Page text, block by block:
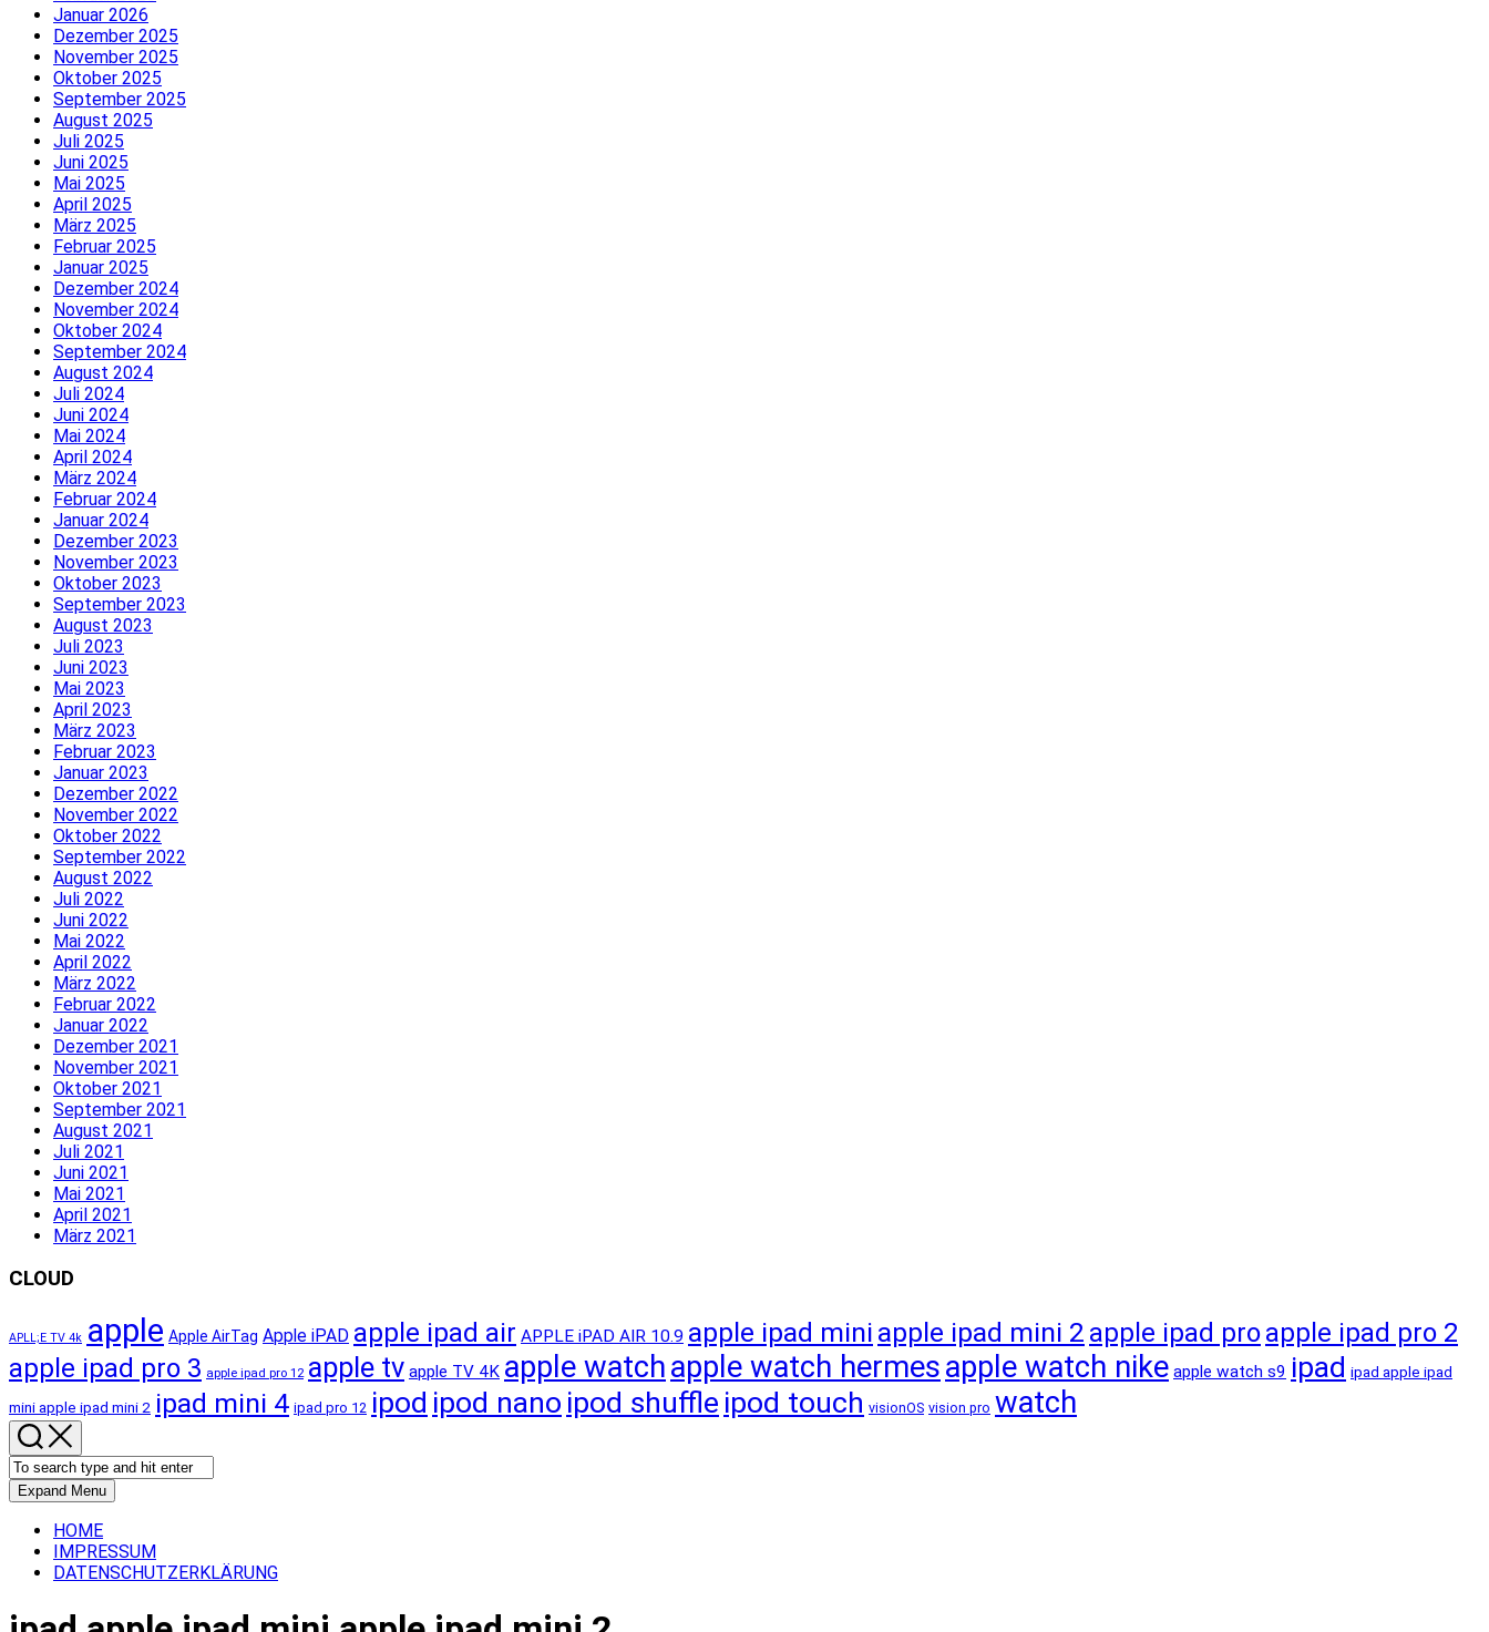
Januar 2026
Dezember 2025
November 2025
Oktober 2025
September 2025
August 2025
Juli 2025
Juni 2025
Mai 2025
April 2025
März 2025
Februar 2025
Januar 2025
Dezember 2024
November 2024
Oktober 2024
September 2024
August 2024
Juli 2024
Juni 2024
Mai 2024
April 2024
März 2024
Februar 2024
Januar 2024
Dezember 2023
November 2023
Oktober 2023
September 2023
August 2023
Juli 2023
Juni 2023
Mai 2023
April 2023
März 2023
Februar 2023
Januar 2023
Dezember 2022
November 2022
Oktober 2022
September 2022
August 2022
Juli 2022
Juni 2022
Mai 2022
April 2022
März 2022
Februar 2022
Januar 2022
Dezember 2021
November 2021
Oktober 2021
September 2021
August 2021
Juli 2021
Juni 2021
Mai 2021
April 2021
März 2021
CLOUD
APLL;E TV 4k apple Apple AirTag Apple iPAD apple ipad air APPLE iPAD AIR 10.9 apple ipad mini apple ipad mini 2 apple ipad proapple ipad pro 2
apple ipad pro 3 apple ipad pro 12 apple tv apple TV 4K apple watchapple watch hermesapple watch nike apple watch s9 ipad ipad apple ipad
mini apple ipad mini 2 ipad mini 4 ipad pro 12 ipod ipod nano ipod shuffle ipod touch visionOS vision pro watch
Expand Menu
HOME
IMPRESSUM
DATENSCHUTZERKLÄRUNG